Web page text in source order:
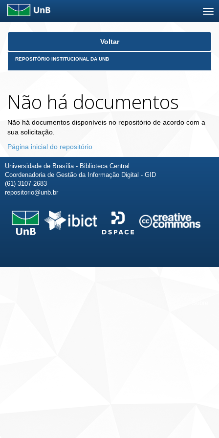
Skip
Voltar
REPOSITÓRIO INSTITUCIONAL DA UNB
Não há documentos
Não há documentos disponíveis no repositório de acordo com a
sua solicitação.
Página inicial do repositório
Universidade de Brasília - Biblioteca Central
Coordenadoria de Gestão da Informação Digital - GID
(61) 3107-2683
repositorio@unb.br